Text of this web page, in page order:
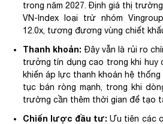
trong năm 2027. Định giá thị
VN-Index loại trừ nhóm
12.0x, tương đương vùng chiết
Thanh khoản: Đây vẫn là rủi ro
trưởng tín dụng cao trong khi huy
khiến áp lực thanh khoản hệ
tục bán ròng mạnh, trong khi
trường cần thêm thời gian để tạo
Chiến lược đầu tư: Ưu tiên các